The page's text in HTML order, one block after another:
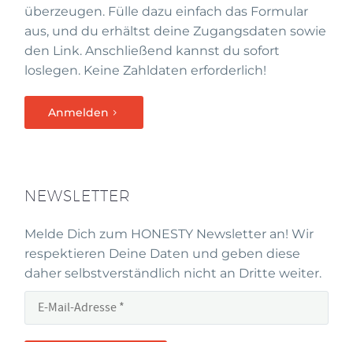
NEWSLETTER
Melde Dich zum HONESTY Newsletter an! Wir
respektieren Deine Daten und geben diese
daher selbstverständlich nicht an Dritte weiter.
überzeugen. Fülle dazu einfach das Formular
aus, und du erhältst deine Zugangsdaten sowie
den Link. Anschließend kannst du sofort
loslegen. Keine Zahldaten erforderlich!
Anmelden